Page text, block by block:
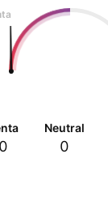
0
Neutral
0